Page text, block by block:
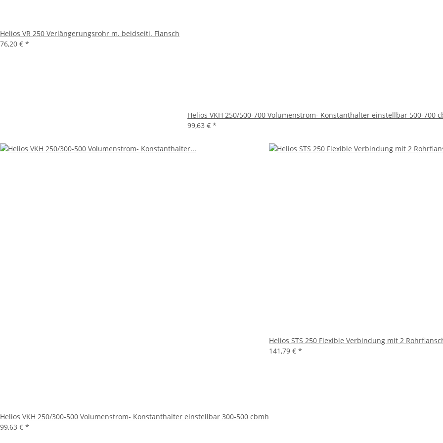
Helios VR 250 Verlängerungsrohr m. beidseiti. Flansch
76,20 € *
Helios VKH 250/500-700 Volumenstrom- Konstanthalter einstellbar 500-700
99,63 € *
Helios VKH 250/300-500 Volumenstrom- Konstanthalter einstellbar 300-500 cbmh
99,63 € *
Helios STS 250 Flexible Verbindung mit 2
141,79 € *